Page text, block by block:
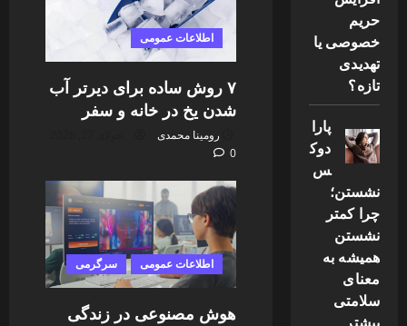
اطلاعات عمومی
۷ روش ساده برای دیرتر آب
شدن یخ در خانه و سفر
رومینا محمدی
0
اطلاعات عمومی سرگرمی
هوش مصنوعی در زندگی
حریم
خصوصی یا
تهدیدی
تازه؟
پارا
دوک
س
نشستن؛
چرا کمتر
نشستن
همیشه به
معنای
سلامتی